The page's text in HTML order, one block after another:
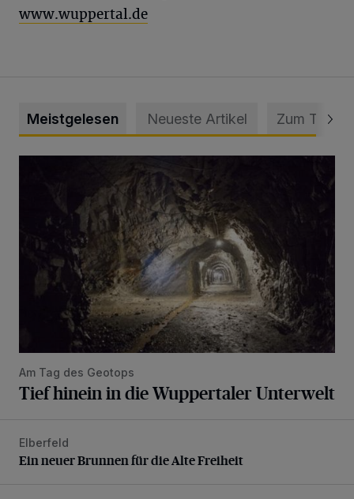
www.wuppertal.de
Meistgelesen Neueste Artikel Zum Thema
Am Tag des Geotops
Tief hinein in die Wuppertaler Unterwelt
Ein neuer Brunnen für die Alte Freiheit
Elberfeld
Ein neuer Brunnen für die Alte Freiheit